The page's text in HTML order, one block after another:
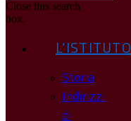
Close this search
box.
L’ISTITUTO
Storia
Indirizzi
di